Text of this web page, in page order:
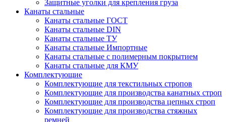
Защитные уголки для крепления груза
Канаты стальные
Канаты стальные ГОСТ
Канаты стальные DIN
Канаты стальные ТУ
Канаты стальные Импортные
Канаты стальные с полимерным покрытием
Канаты стальные для КМУ
Комплектующие
Комплектующие для текстильных стропов
Комплектующие для производства канатных строп
Комплектующие для производства цепных строп
Комплектующие для производства стяжных
ремней